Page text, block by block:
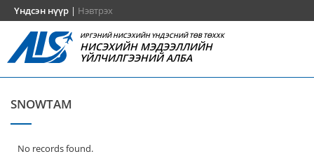
Үндсэн нүүр | Нэвтрэх
ИРГЭНИЙ НИСЭХИЙН ҮНДЭСНИЙ ТӨВ ТӨХХК
НИСЭХИЙН МЭДЭЭЛЛИЙН
ҮЙЛЧИЛГЭЭНИЙ АЛБА
SNOWTAM
No records found.